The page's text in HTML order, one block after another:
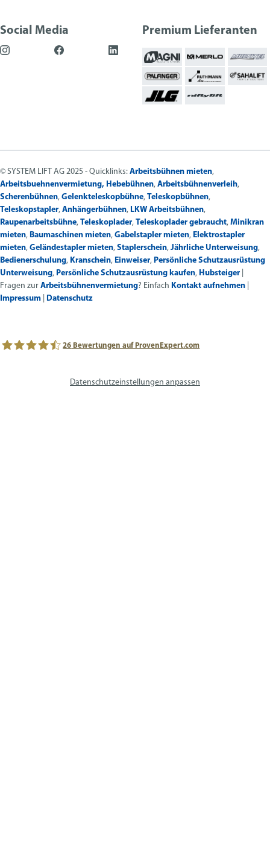
Social Media Premium Lieferanten
© SYSTEM LIFT AG 2025 - Quicklinks: Arbeitsbühnen mieten,
Arbeitsbuehnenvermietung, Hebebühnen, Arbeitsbühnenverleih,
Scherenbühnen, Gelenkteleskopbühne, Teleskopbühnen,
Teleskopstapler, Anhängerbühnen, LKW Arbeitsbühnen,
Raupenarbeitsbühne, Teleskoplader, Teleskoplader gebraucht, Minikran
mieten, Baumaschinen mieten, Gabelstapler mieten, Elektrostapler
mieten, Geländestapler mieten, Staplerschein, Jährliche Unterweisung,
Bedienerschulung, Kranschein, Einweiser, Persönliche Schutzausrüstung
Unterweisung, Persönliche Schutzausrüstung kaufen, Hubsteiger
Fragen zur Arbeitsbühnenvermietung? Einfach Kontakt aufnehmen
Impressum
Datenschutz
avs SYSTEM LIFT AG
26 Bewertungen auf ProvenExpert.com
Datenschutzeinstellungen anpassen